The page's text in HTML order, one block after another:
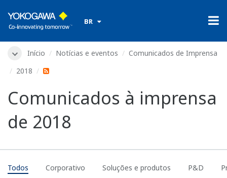
BR
Início Notícias e eventos
Comunicados de Imprensa
2018
Comunicados à imprensa
de 2018
Todos Corporativo Soluções e produtos P&D